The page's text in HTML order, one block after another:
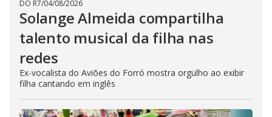
DO R7/04/08/2026
Solange Almeida compartilha
talento musical da filha nas
redes
Ex-vocalista do Aviões do Forró mostra orgulho ao exibir
filha cantando em inglês